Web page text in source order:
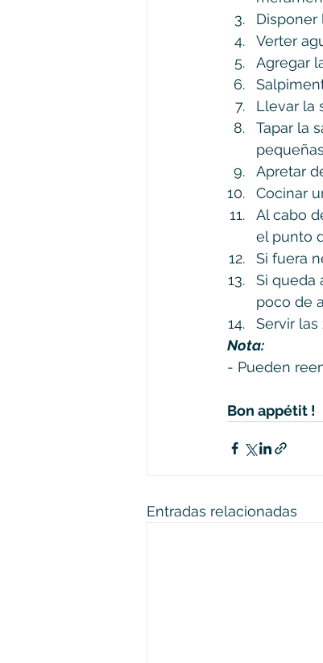
Disponer
Verter
Agregar
Llevar la
Tapar la
Apretar
Cocinar
Al cabo
el punto
Si fuera
Si queda
poco de
Servir
Nota:
- Pueden
Bon appétit !
Entradas relacionadas